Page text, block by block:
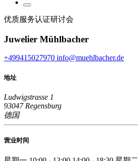
优质服务认证研讨会
Juwelier Mühlbacher
+499415027970 info@muehlbacher.de
地址
Ludwigstrasse 1
93047 Regensburg
德国
营业时间